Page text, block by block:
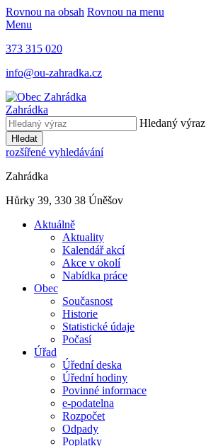
Rovnou na obsah Rovnou na menu
Menu
373 315 020
info@ou-zahradka.cz
Zahrádka
Hledaný výraz
Hledat
rozšířené vyhledávání
Zahrádka
Hůrky 39, 330 38 Úněšov
Aktuálně
Aktuality
Kalendář akcí
Akce v okolí
Nabídka práce
Obec
Současnost
Historie
Statistické údaje
Počasí
Úřad
Úřední deska
Úřední hodiny
Povinné informace
e-podatelna
Rozpočet
Odpady
Poplatky